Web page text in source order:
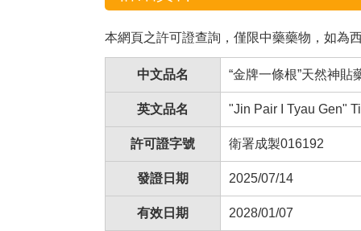
本網頁之許可證查詢，僅限中藥藥物，如為
中文品名 “金牌一條根”天然神貼
英文品名 "Jin Pair I Tyau Gen"
許可證字號 衛署成製016192
發證日期 2025/07/14
有效日期 2028/01/07